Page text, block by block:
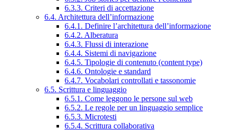
6.3.3. Criteri di accettazione
6.4. Architettura dell’informazione
6.4.1. Definire l’architettura dell’informazione
6.4.2. Alberatura
6.4.3. Flussi di interazione
6.4.4. Sistemi di navigazione
6.4.5. Tipologie di contenuto (content type)
6.4.6. Ontologie e standard
6.4.7. Vocabolari controllati e tassonomie
6.5. Scrittura e linguaggio
6.5.1. Come leggono le persone sul web
6.5.2. Le regole per un linguaggio semplice
6.5.3. Microtesti
6.5.4. Scrittura collaborativa